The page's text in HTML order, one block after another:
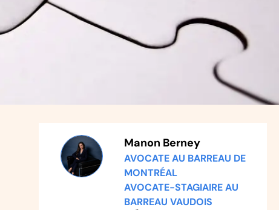
Manon Berney
AVOCATE AU BARREAU DE
MONTRÉAL
AVOCATE-STAGIAIRE AU
BARREAU VAUDOIS